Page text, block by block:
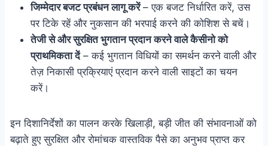
जिम्मेदार बजट प्रबंधन लागू करें– एक बजट निर्धारित करें, उस
पर टिके रहें और नुकसान की भरपाई करने की कोशिश से बचें।
तेजी से और सुरक्षित भुगतान प्रदान करने वाले कैसीनो को
प्राथमिकता दें– कई भुगतान विधियों का समर्थन करने वाली और
तेज़ निकासी प्रक्रियाएं प्रदान करने वाली साइटों का चयन
करें।
इन दिशानिर्देशों का पालन करके खिलाड़ी, बड़ी जीत की संभावनाओं को
बढ़ाते हुए सुरक्षित और रोमांचक वास्तविक पैसे का अनुभव प्राप्त कर